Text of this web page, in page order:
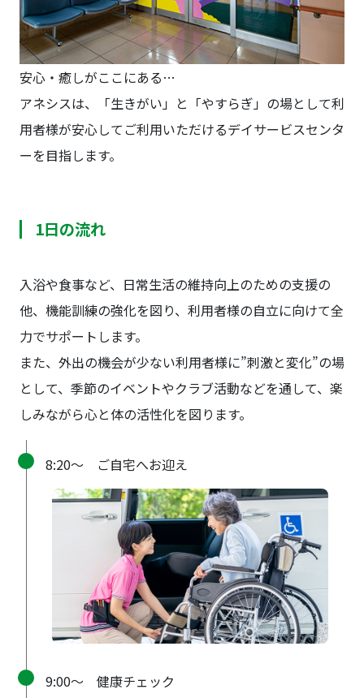
安心・癒しがここにある…
アネシスは、「生きがい」と「やすらぎ」の場として利
用者様が安心してご利用いただけるデイサービスセンタ
ーを目指します。
1日の流れ
入浴や食事など、日常生活の維持向上のための支援の
他、機能訓練の強化を図り、利用者様の自立に向けて全
力でサポートします。
また、外出の機会が少ない利用者様に”刺激と変化”の場
として、季節のイベントやクラブ活動などを通して、楽
しみながら心と体の活性化を図ります。
8:20〜 ご自宅へお迎え
9:00〜 健康チェック